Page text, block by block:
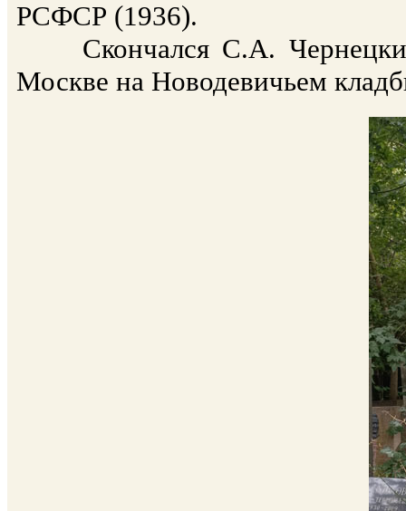
РСФСР (1936).
Скончался С.А. Чернецкий
Москве на Новодевичьем